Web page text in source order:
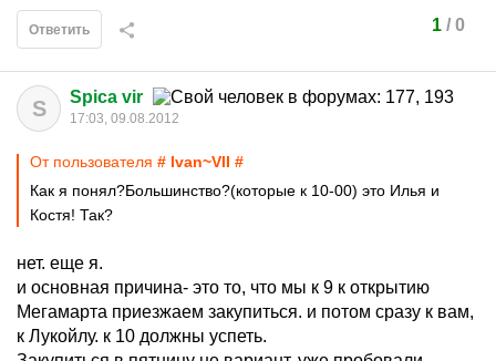
1/ 0
Ответить
S Spica vir
17:03, 09.08.2012
От пользователя # Ivan~VII #
Как я понял?Большинство?(которые к 10-00) это Илья и
Костя! Так?
нет. еще я.
и основная причина- это то, что мы к 9 к открытию
Мегамарта приезжаем закупиться. и потом сразу к вам,
к Лукойлу. к 10 должны успеть.